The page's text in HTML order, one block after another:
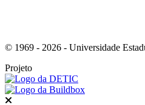
© 1969 - 2026 - Universidade
Projeto